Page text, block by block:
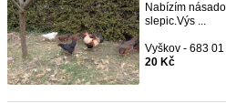
Nabízím
slepic.Výs ...
Vyškov - 683 01
20 Kč